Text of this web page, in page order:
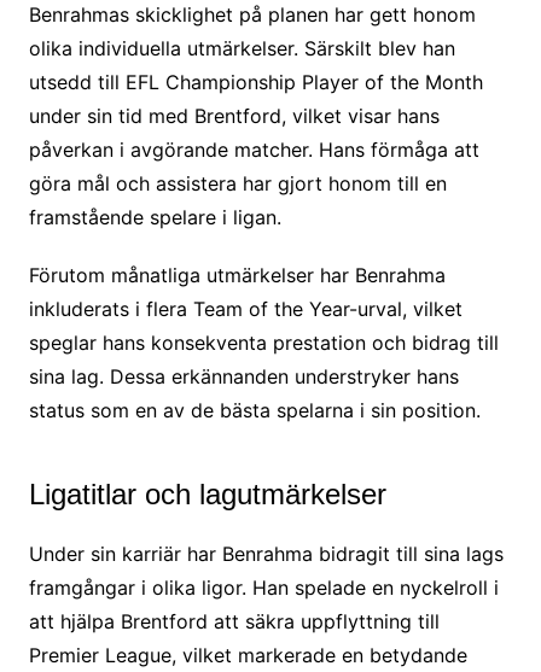
Benrahmas skicklighet på planen har gett honom
olika individuella utmärkelser. Särskilt blev han
utsedd till EFL Championship Player of the Month
under sin tid med Brentford, vilket visar hans
påverkan i avgörande matcher. Hans förmåga att
göra mål och assistera har gjort honom till en
framstående spelare i ligan.
Förutom månatliga utmärkelser har Benrahma
inkluderats i flera Team of the Year-urval, vilket
speglar hans konsekventa prestation och bidrag till
sina lag. Dessa erkännanden understryker hans
status som en av de bästa spelarna i sin position.
Ligatitlar och lagutmärkelser
Under sin karriär har Benrahma bidragit till sina lags
framgångar i olika ligor. Han spelade en nyckelroll i
att hjälpa Brentford att säkra uppflyttning till
Premier League, vilket markerade en betydande